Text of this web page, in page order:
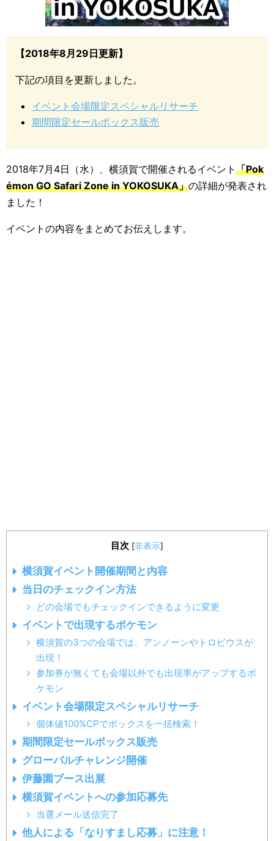
【2018年8月29日更新】
下記の項目を更新しました。
イベント会場限定スペシャルリサーチ
期間限定セールボックス販売
2018年7月4日（水）、横須賀で開催されるイベント 「Pok
émon GO Safari Zone in YOKOSUKA」の詳細が発表され
ました！
イベントの内容をまとめてお伝えします。
目次 [非表示]
横須賀イベント開催期間と内容
当日のチェックイン方法
どの会場でもチェックインできるように変更
イベントで出現するポケモン
横須賀の3つの会場では、アンノーンやトロピウスが
出現！
参加券が無くても会場以外でも出現率がアップするポ
ケモン
イベント会場限定スペシャルリサーチ
個体値100%CPでボックスを一括検索！
期間限定セールボックス販売
グローバルチャレンジ開催
伊藤園ブース出展
横須賀イベントへの参加応募先
当選メール送信完了
他人による「なりすまし応募」に注意！